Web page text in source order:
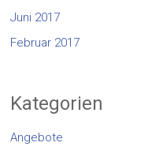
Juni 2017
Februar 2017
Kategorien
Angebote